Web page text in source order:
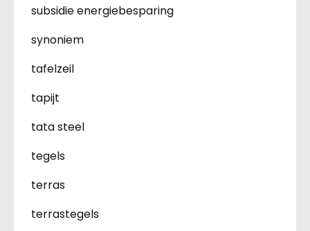
subsidie energiebesparing
synoniem
tafelzeil
tapijt
tata steel
tegels
terras
terrastegels